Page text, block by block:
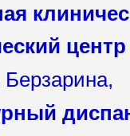
центр
Берзарина,